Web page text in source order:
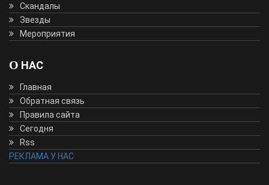
Скандалы
Звезды
Мероприятия
О НАС
Главная
Обратная связь
Правила сайта
Сегодня
Rss
РЕКЛАМА У НАС